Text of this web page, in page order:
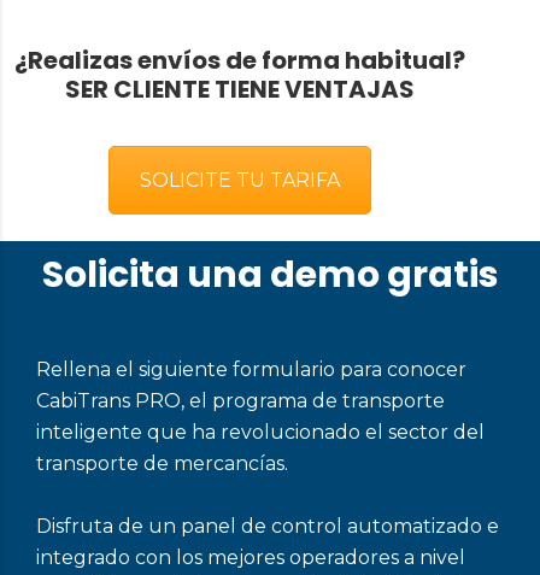
¿Realizas envíos de forma habitual?
SER CLIENTE TIENE VENTAJAS
SOLICITE TU TARIFA
Solicita una demo gratis
Rellena el siguiente formulario para conocer
CabiTrans PRO, el programa de transporte
inteligente que ha revolucionado el sector del
transporte de mercancías.
Disfruta de un panel de control automatizado e
integrado con los mejores operadores a nivel